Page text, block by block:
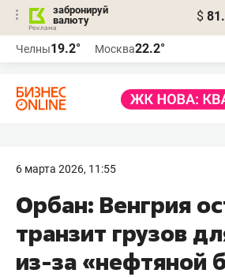
забронируй
валюту
$
Челны19.2° Москва22.2°
6 марта 2026, 11:55
Орбан: Венгрия
транзит грузов
из-за «нефтяной